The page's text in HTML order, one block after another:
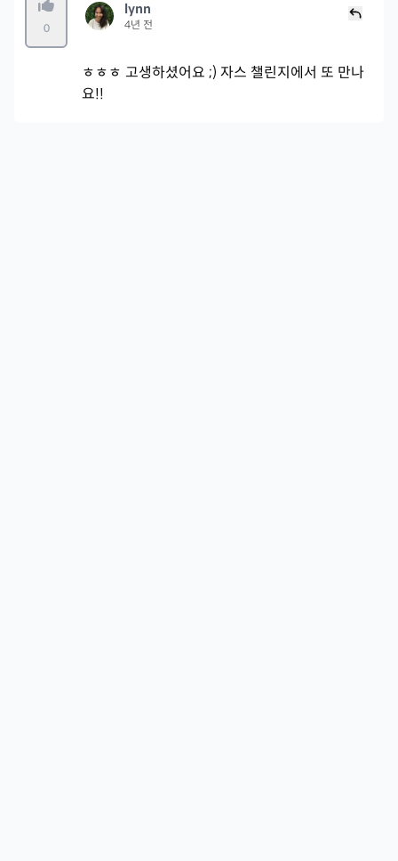
0
lynn
4년 전
ㅎㅎㅎ 고생하셨어요 ;) 자스 챌린지에서 또 만나
요!!